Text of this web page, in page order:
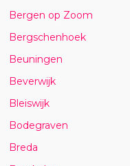
Bergen op Zoom
Bergschenhoek
Beuningen
Beverwijk
Bleiswijk
Bodegraven
Breda